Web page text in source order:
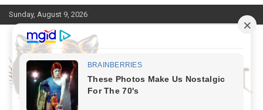
Skip
to
content
Sunday, August 9, 2026